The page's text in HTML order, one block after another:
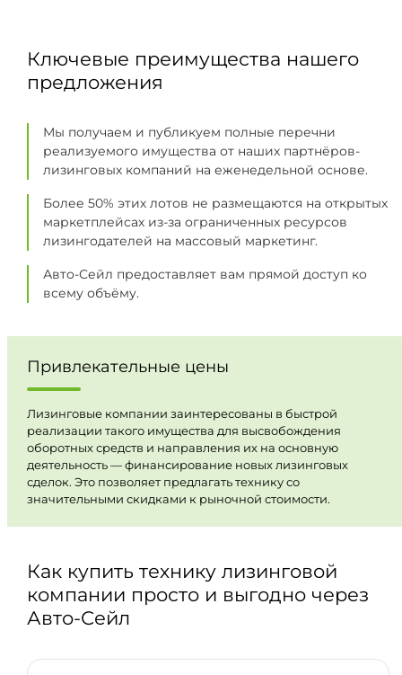
Ключевые преимущества нашего
предложения
Мы получаем и публикуем полные перечни
реализуемого имущества от наших партнёров-
лизинговых компаний на еженедельной основе.
Более 50% этих лотов не размещаются на открытых
маркетплейсах из-за ограниченных ресурсов
лизингодателей на массовый маркетинг.
Авто-Сейл предоставляет вам прямой доступ ко
всему объёму.
Привлекательные цены
Лизинговые компании заинтересованы в быстрой
реализации такого имущества для высвобождения
оборотных средств и направления их на основную
деятельность — финансирование новых лизинговых
сделок. Это позволяет предлагать технику со
значительными скидками к рыночной стоимости.
Как купить технику лизинговой
компании просто и выгодно через
Авто-Сейл